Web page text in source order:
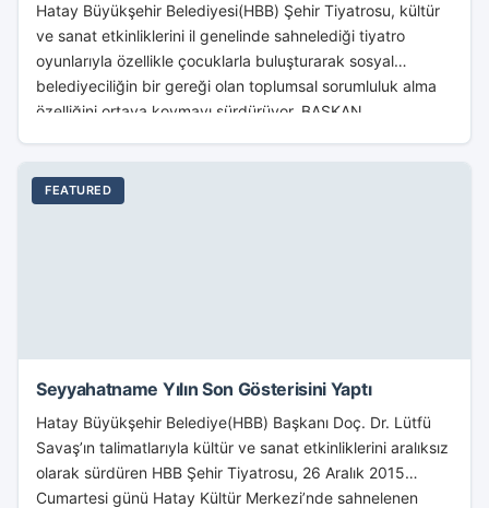
Hatay Büyükşehir Belediyesi(HBB) Şehir Tiyatrosu, kültür
ve sanat etkinliklerini il genelinde sahnelediği tiyatro
oyunlarıyla özellikle çocuklarla buluşturarak sosyal
belediyeciliğin bir gereği olan toplumsal sorumluluk alma
özelliğini ortaya koymayı sürdürüyor. BAŞKAN...
FEATURED
Seyyahatname Yılın Son Gösterisini Yaptı
Hatay Büyükşehir Belediye(HBB) Başkanı Doç. Dr. Lütfü
Savaş’ın talimatlarıyla kültür ve sanat etkinliklerini aralıksız
olarak sürdüren HBB Şehir Tiyatrosu, 26 Aralık 2015
Cumartesi günü Hatay Kültür Merkezi’nde sahnelenen